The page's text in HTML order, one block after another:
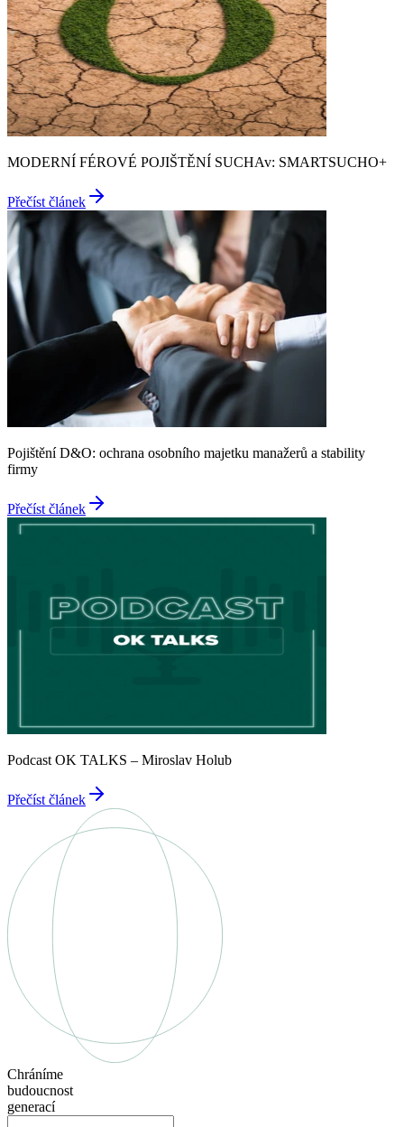
MODERNÍ FÉROVÉ POJIŠTĚNÍ SUCHAv: SMARTSUCHO+
Přečíst článek
Pojištění D&O: ochrana osobního majetku manažerů a stability
firmy
Přečíst článek
Podcast OK TALKS – Miroslav Holub
Přečíst článek
Chráníme
budoucnost
generací